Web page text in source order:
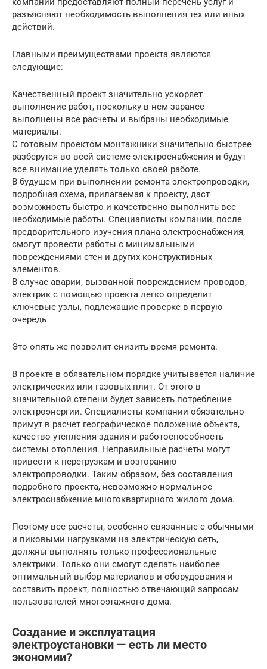
разъясняют необходимость выполнения тех или иных
действий.
Главными преимуществами проекта являются
следующие:
Качественный проект значительно ускоряет
выполнение работ, поскольку в нем заранее
выполнены все расчеты и выбраны необходимые
материалы.
С готовым проектом монтажники значительно быстрее
разберутся во всей системе электроснабжения и будут
все внимание уделять только своей работе.
В будущем при выполнении ремонта электропроводки,
подробная схема, прилагаемая к проекту, даст
возможность быстро и качественно выполнить все
необходимые работы. Специалисты компании, после
предварительного изучения плана электроснабжения,
смогут провести работы с минимальными
повреждениями стен и других конструктивных
элементов.
В случае аварии, вызванной повреждением проводов,
электрик с помощью проекта легко определит
ключевые узлы, подлежащие проверке в первую
очередь
Это опять же позволит снизить время ремонта.
В проекте в обязательном порядке учитывается наличие
электрических или газовых плит. От этого в
значительной степени будет зависеть потребление
электроэнергии. Специалисты компании обязательно
примут в расчет географическое положение объекта,
качество утепления здания и работоспособность
системы отопления. Неправильные расчеты могут
привести к перегрузкам и возгоранию
электропроводки. Таким образом, без составления
подробного проекта, невозможно нормальное
электроснабжение многоквартирного жилого дома.
Поэтому все расчеты, особенно связанные с обычными
и пиковыми нагрузками на электрическую сеть,
должны выполнять только профессиональные
электрики. Только они смогут сделать наиболее
оптимальный выбор материалов и оборудования и
составить проект, полностью отвечающий запросам
пользователей многоэтажного дома.
Создание и эксплуатация
электроустановки — есть ли место
экономии?